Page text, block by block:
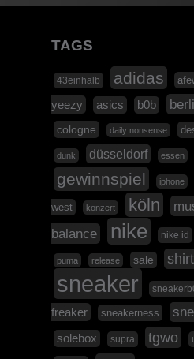
TAGS
43einhalb adidas
yeezy
asics b0b
cologne daily nonsense
dunk düsseldorf essen
gewinnspiel iphone
west konzert köln
balance
nike nike id
puma release sale shirt
sneaker
freaker
sneakerness
solebox supra tgwo